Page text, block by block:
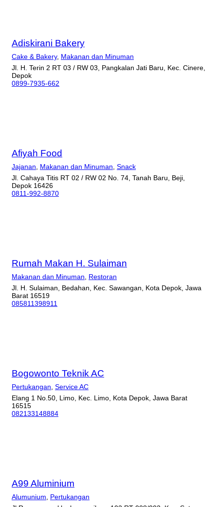
Adiskirani Bakery
Cake & Bakery, Makanan dan Minuman
Jl. H. Terin 2 RT 03 / RW 03, Pangkalan Jati Baru, Kec. Cinere,
Depok
0899-7935-662
Afiyah Food
Jajanan Makanan dan Minuman Snack
Jl. Cahaya Titis RT 02 / RW 02 No. 74, Tanah Baru, Beji,
Depok 16426
0811-992-8870
Rumah Makan H. Sulaiman
Makanan dan Minuman
Restoran
Jl. H. Sulaiman, Bedahan, Kec. Sawangan, Kota Depok, Jawa
Barat 16519
085811398911
Bogowonto Teknik AC
Pertukangan Service AC
Elang 1 No.50, Limo, Kec. Limo, Kota Depok, Jawa Barat
16515
082133148884
A99 Aluminium
Alumunium
Pertukangan